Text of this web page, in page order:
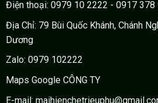
Điện thoại: 0979 10 2222 - 0917 378
Địa Chỉ: 79 Bùi Quốc Khánh, Chánh
Dương
Zalo: 0979 102222
Maps Google CÔNG TY
E-mail: